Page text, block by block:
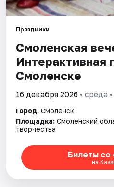
Праздники
Смоленская
Интерактивная
Смоленске
16 декабря 2026 • среда
Город: Смоленск
Площадка: Смоленский
творчества
Билеты со
на